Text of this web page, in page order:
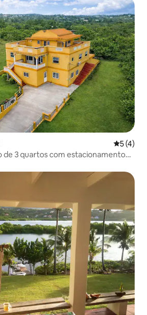
5 de
5 (4)
3 quartos com estacionamento